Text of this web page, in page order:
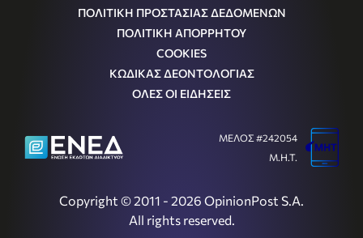
ΠΟΛΙΤΙΚΗ ΠΡΟΣΤΑΣΙΑΣ ΔΕΔΟΜΕΝΩΝ
ΠΟΛΙΤΙΚΗ ΑΠΟΡΡΗΤΟΥ
COOKIES
ΚΩΔΙΚΑΣ ΔΕΟΝΤΟΛΟΓΙΑΣ
ΟΛΕΣ ΟΙ ΕΙΔΗΣΕΙΣ
Copyright © 2011 - 2026 OpinionPost S.A.
All rights reserved.
ΜΕΛΟΣ #242054
Μ.Η.Τ.